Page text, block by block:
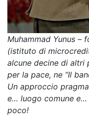
Muhammad Yunus –
(istituto di
alcune decine di altri
per la pace, ne “Il
Un approccio
e… luogo comune
poco!